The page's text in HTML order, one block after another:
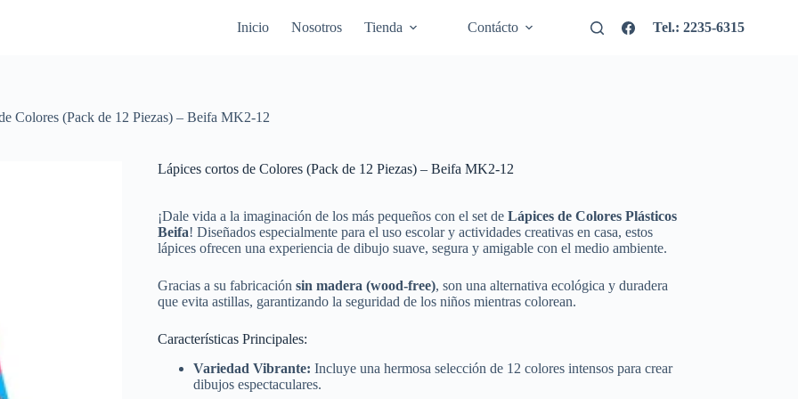
Inicio Nosotros Tienda Contácto Tel.: 2235-6315
Colores (Pack de 12 Piezas) – Beifa MK2-12
Lápices cortos de Colores (Pack de 12 Piezas) – Beifa MK2-12
¡Dale vida a la imaginación de los más pequeños con el set de Lápices de Colores Plásticos
Beifa! Diseñados especialmente para el uso escolar y actividades creativas en casa, estos
lápices ofrecen una experiencia de dibujo suave, segura y amigable con el medio ambiente.
Gracias a su fabricación sin madera (wood-free), son una alternativa ecológica y duradera
que evita astillas, garantizando la seguridad de los niños mientras colorean.
Características Principales:
Variedad Vibrante: Incluye una hermosa selección de 12 colores intensos para crear
dibujos espectaculares.